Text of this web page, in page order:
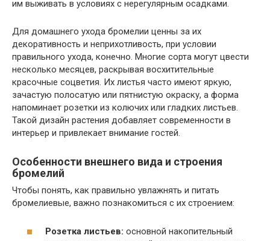
им выживать в условиях с нерегулярным осадками.
Для домашнего ухода бромелии ценны за их
декоративность и неприхотливость, при условии
правильного ухода, конечно. Многие сорта могут цвести
несколько месяцев, раскрывая восхитительные
красочные соцветия. Их листья часто имеют яркую,
зачастую полосатую или пятнистую окраску, а форма
напоминает розетки из колючих или гладких листьев.
Такой дизайн растения добавляет современности в
интерьер и привлекает внимание гостей.
Особенности внешнего вида и строения
бромелий
Чтобы понять, как правильно увлажнять и питать
бромелиевые, важно познакомиться с их строением:
Розетка листьев: основной накопительный